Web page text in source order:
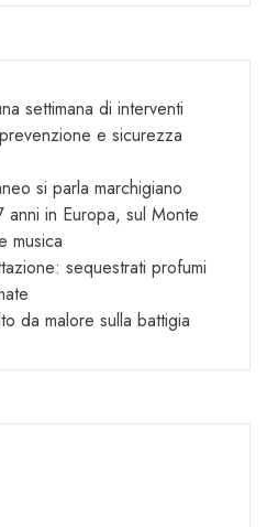
settimana di interventi
e sicurezza
si parla marchigiano
in Europa, sul Monte
musica
sequestrati profumi
da malore sulla battigia